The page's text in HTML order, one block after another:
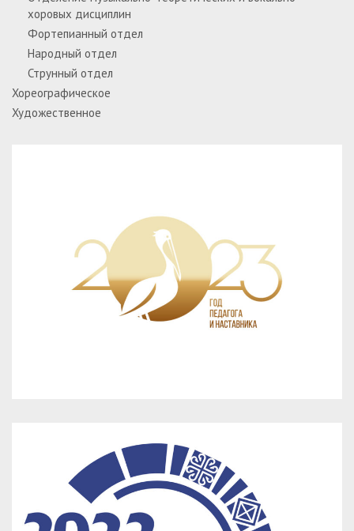
хоровых дисциплин
Фортепианный отдел
Народный отдел
Струнный отдел
Хореографическое
Художественное